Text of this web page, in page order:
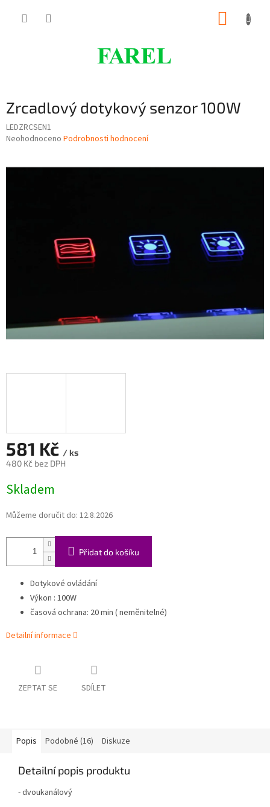
Zrcadlový dotykový senzor 100W
LEDZRCSEN1
Průměrné
Neohodnoceno Podrobnosti hodnocení
581 Kč / ks
480 Kč bez DPH
cena:
Skladem
Můžeme doručit do: 12.8.2026
Přidat do košíku
Dotykové ovládání
Výkon : 100W
časová ochrana: 20 min ( neměnitelné)
Detailní informace
ZEPTAT SE SDÍLET
Popis Podobné (16) Diskuze
Detailní popis produktu
- dvoukanálový